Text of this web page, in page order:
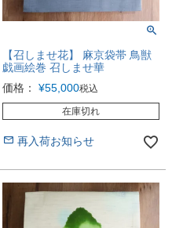
【召しませ花】 麻京袋帯 鳥獣
戯画絵巻 召しませ華
価格：
¥55,000税込
在庫切れ
再入荷お知らせ